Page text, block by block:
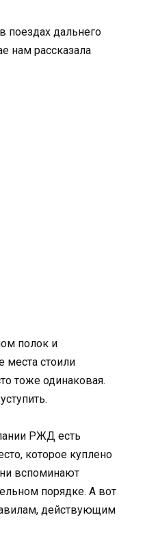
поездах дальнего
нам рассказала
полок и
места стоили
тоже одинаковая.
РЖД есть
которое куплено
вспоминают
порядке. А вот
действующим